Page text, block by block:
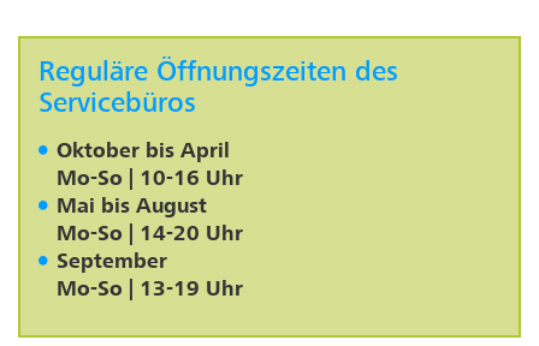
Reguläre Öffnungszeiten des
Servicebüros
Oktober bis April
Mo-So | 10-16 Uhr
Mai bis August
Mo-So | 14-20 Uhr
September
Mo-So | 13-19 Uhr